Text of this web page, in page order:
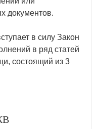
документов.
в силу Закон
в ряд статей
состоящий из 3